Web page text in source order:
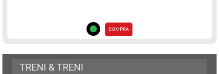
COMPRA
TRENI & TRENI